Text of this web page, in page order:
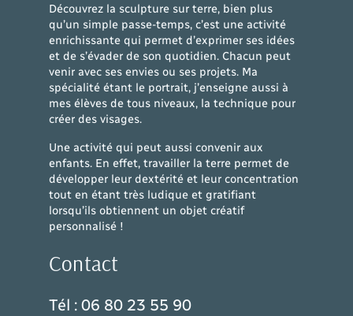
Découvrez la sculpture sur terre, bien plus
qu’un simple passe-temps, c’est une activité
enrichissante qui permet d’exprimer ses idées
et de s’évader de son quotidien. Chacun peut
venir avec ses envies ou ses projets. Ma
spécialité étant le portrait, j’enseigne aussi à
mes élèves de tous niveaux, la technique pour
créer des visages.
Une activité qui peut aussi convenir aux
enfants. En effet, travailler la terre permet de
développer leur dextérité et leur concentration
tout en étant très ludique et gratifiant
lorsqu’ils obtiennent un objet créatif
personnalisé !
Contact
Tél : 06 80 23 55 90